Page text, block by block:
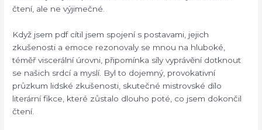
čtení, ale ne výjimečné.
Když jsem pdf cítil jsem spojení s postavami, jejich
zkušenosti a emoce rezonovaly se mnou na hluboké,
téměř viscerální úrovni, připomínka síly vyprávění dotknout
se našich srdcí a myslí. Byl to dojemný, provokativní
průzkum lidské zkušenosti, skutečné mistrovské dílo
literární fikce, které zůstalo dlouho poté, co jsem dokončil
čtení.